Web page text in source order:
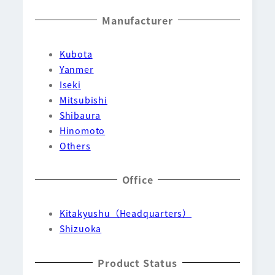
Manufacturer
Kubota
Yanmer
Iseki
Mitsubishi
Shibaura
Hinomoto
Others
Office
Kitakyushu（Headquarters）
Shizuoka
Product Status